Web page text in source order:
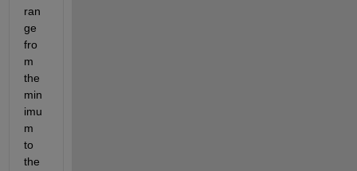
ran
ge
fro
m
the
min
imu
m
to
the